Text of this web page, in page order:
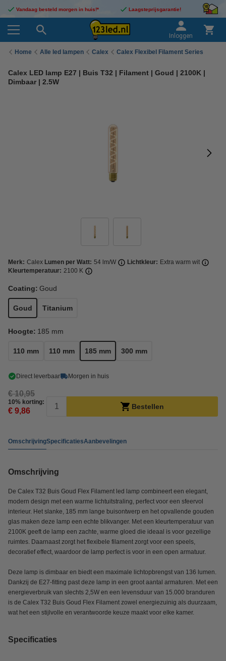
Vandaag besteld morgen in huis!* Laagsteprijsgarantie!
Inloggen
Home Alle led lampen Calex Calex Flexibel Filament Series
Calex LED lamp E27 | Buis T32 | Filament | Goud | 2100K |
Dimbaar | 2.5W
Merk: Calex Lumen per Watt: 54 lm/W Lichtkleur: Extra warm wit
Kleurtemperatuur: 2100 K
Coating: Goud
Goud Titanium
Hoogte: 185 mm
110 mm 110 mm 185 mm 300 mm
Direct leverbaar Morgen in huis
€ 10,95
10% korting:
€ 9,86 Bestellen
OmschrijvingSpecificatiesAanbevelingen
Omschrijving
De Calex T32 Buis Goud Flex Filament led lamp combineert een elegant,
modern design met een warme lichtuitstraling, perfect voor een sfeervol
interieur. Het slanke, 185 mm lange buisontwerp en het opvallende gouden
glas maken deze lamp een echte blikvanger. Met een kleurtemperatuur van
2100K geeft de lamp een zachte, warme gloed die ideaal is voor gezellige
ruimtes. Daarnaast zorgt het flexibele filament zorgt voor een speels,
decoratief effect, waardoor de lamp perfect is voor in een open armatuur.
Deze lamp is dimbaar en biedt een maximale lichtopbrengst van 136 lumen.
Dankzij de E27-fitting past deze lamp in een groot aantal armaturen. Met een
energieverbruik van slechts 2,5W en een levensduur van 15.000 branduren
is de Calex T32 Buis Goud Flex Filament zowel energiezuinig als duurzaam,
wat het een stijlvolle en verantwoorde keuze maakt voor elke kamer.
Specificaties